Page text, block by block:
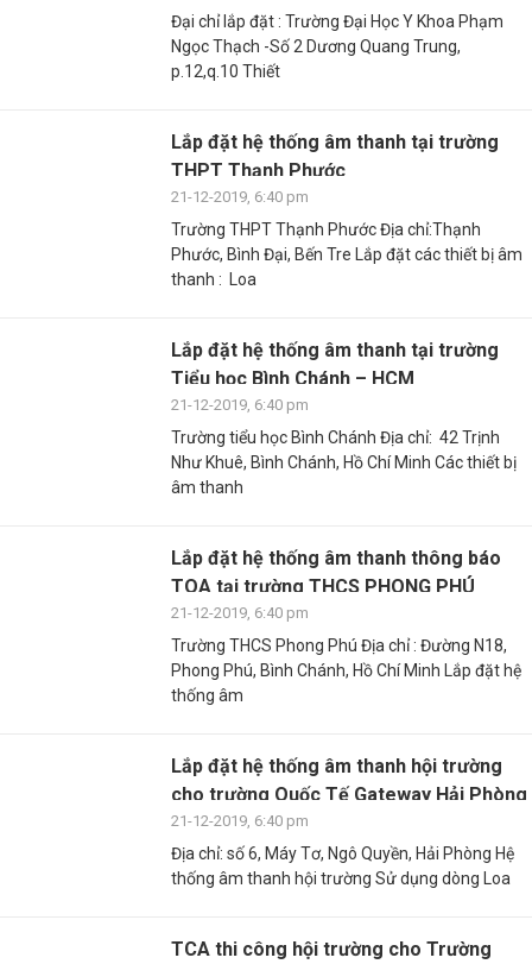
Đại chỉ lắp đặt : Trường Đại Học Y Khoa Phạm
Ngọc Thạch -Số 2 Dương Quang Trung,
p.12,q.10 Thiết
Lắp đặt hệ thống âm thanh tại trường
THPT Thạnh Phước
21-12-2019, 6:40 pm
Trường THPT Thạnh Phước Địa chỉ:Thạnh
Phước, Bình Đại, Bến Tre Lắp đặt các thiết bị âm
thanh : Loa
Lắp đặt hệ thống âm thanh tại trường
Tiểu học Bình Chánh – HCM
21-12-2019, 6:40 pm
Trường tiểu học Bình Chánh Địa chỉ: 42 Trịnh
Như Khuê, Bình Chánh, Hồ Chí Minh Các thiết bị
âm thanh
Lắp đặt hệ thống âm thanh thông báo
TOA tại trường THCS PHONG PHÚ
21-12-2019, 6:40 pm
Trường THCS Phong Phú Địa chỉ : Đường N18,
Phong Phú, Bình Chánh, Hồ Chí Minh Lắp đặt hệ
thống âm
Lắp đặt hệ thống âm thanh hội trường
cho trường Quốc Tế Gateway Hải Phòng
21-12-2019, 6:40 pm
Địa chỉ: số 6, Máy Tơ, Ngô Quyền, Hải Phòng Hệ
thống âm thanh hội trường Sử dụng dòng Loa
TCA thi công hội trường cho Trường